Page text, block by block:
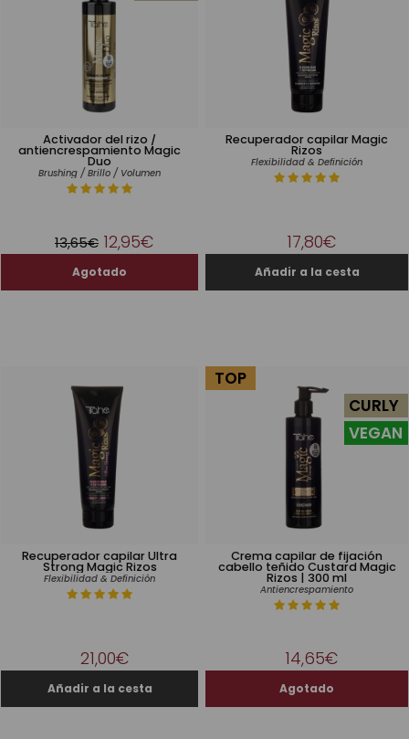
Activador del rizo /
antiencrespamiento Magic
Duo
Brushing / Brillo / Volumen
13,65€ 12,95€
Recuperador capilar Magic
Rizos
Flexibilidad & Definición
17,80€
Recuperador capilar Ultra
Strong Magic Rizos
Flexibilidad & Definición
21,00€
Crema capilar de fijación
cabello teñido Custard Magic
Rizos | 300 ml
Antiencrespamiento
CURLY
VEGAN
TOP
14,65€